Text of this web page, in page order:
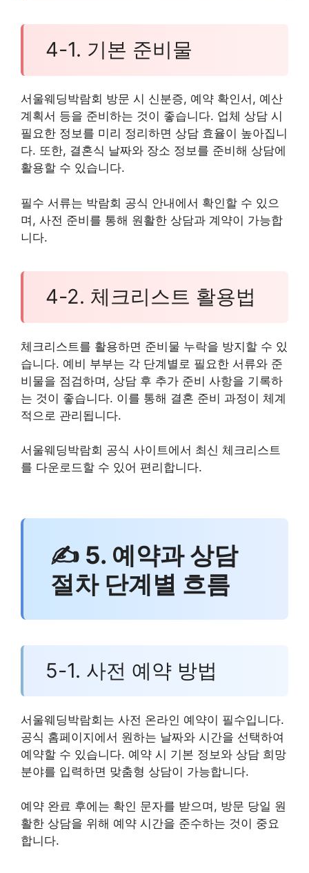
4-1. 기본 준비물
서울웨딩박람회 방문 시 신분증, 예약 확인서, 예산
계획서 등을 준비하는 것이 좋습니다. 업체 상담 시
필요한 정보를 미리 정리하면 상담 효율이 높아집니
다. 또한, 결혼식 날짜와 장소 정보를 준비해 상담에
활용할 수 있습니다.
필수 서류는 박람회 공식 안내에서 확인할 수 있으
며, 사전 준비를 통해 원활한 상담과 계약이 가능합
니다.
4-2. 체크리스트 활용법
체크리스트를 활용하면 준비물 누락을 방지할 수 있
습니다. 예비 부부는 각 단계별로 필요한 서류와 준
비물을 점검하며, 상담 후 추가 준비 사항을 기록하
는 것이 좋습니다. 이를 통해 결혼 준비 과정이 체계
적으로 관리됩니다.
서울웨딩박람회 공식 사이트에서 최신 체크리스트
를 다운로드할 수 있어 편리합니다.
✍ 5. 예약과 상담
절차 단계별 흐름
5-1. 사전 예약 방법
서울웨딩박람회는 사전 온라인 예약이 필수입니다.
공식 홈페이지에서 원하는 날짜와 시간을 선택하여
예약할 수 있습니다. 예약 시 기본 정보와 상담 희망
분야를 입력하면 맞춤형 상담이 가능합니다.
예약 완료 후에는 확인 문자를 받으며, 방문 당일 원
활한 상담을 위해 예약 시간을 준수하는 것이 중요
합니다.